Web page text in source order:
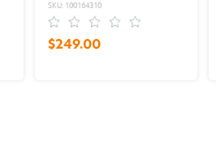
SKU: 100164310
$249.00